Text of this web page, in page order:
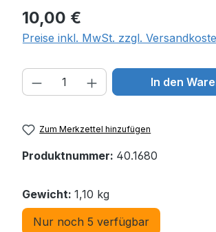
Regulärer Preis:
10,00 €
Preise inkl. MwSt. zzgl.
Produkt Anzahl: Gib den
In den
Zum Merkzettel hinzufügen
Produktnummer: 40.1680
Gewicht: 1,10 kg
Nur noch 5 verfügbar